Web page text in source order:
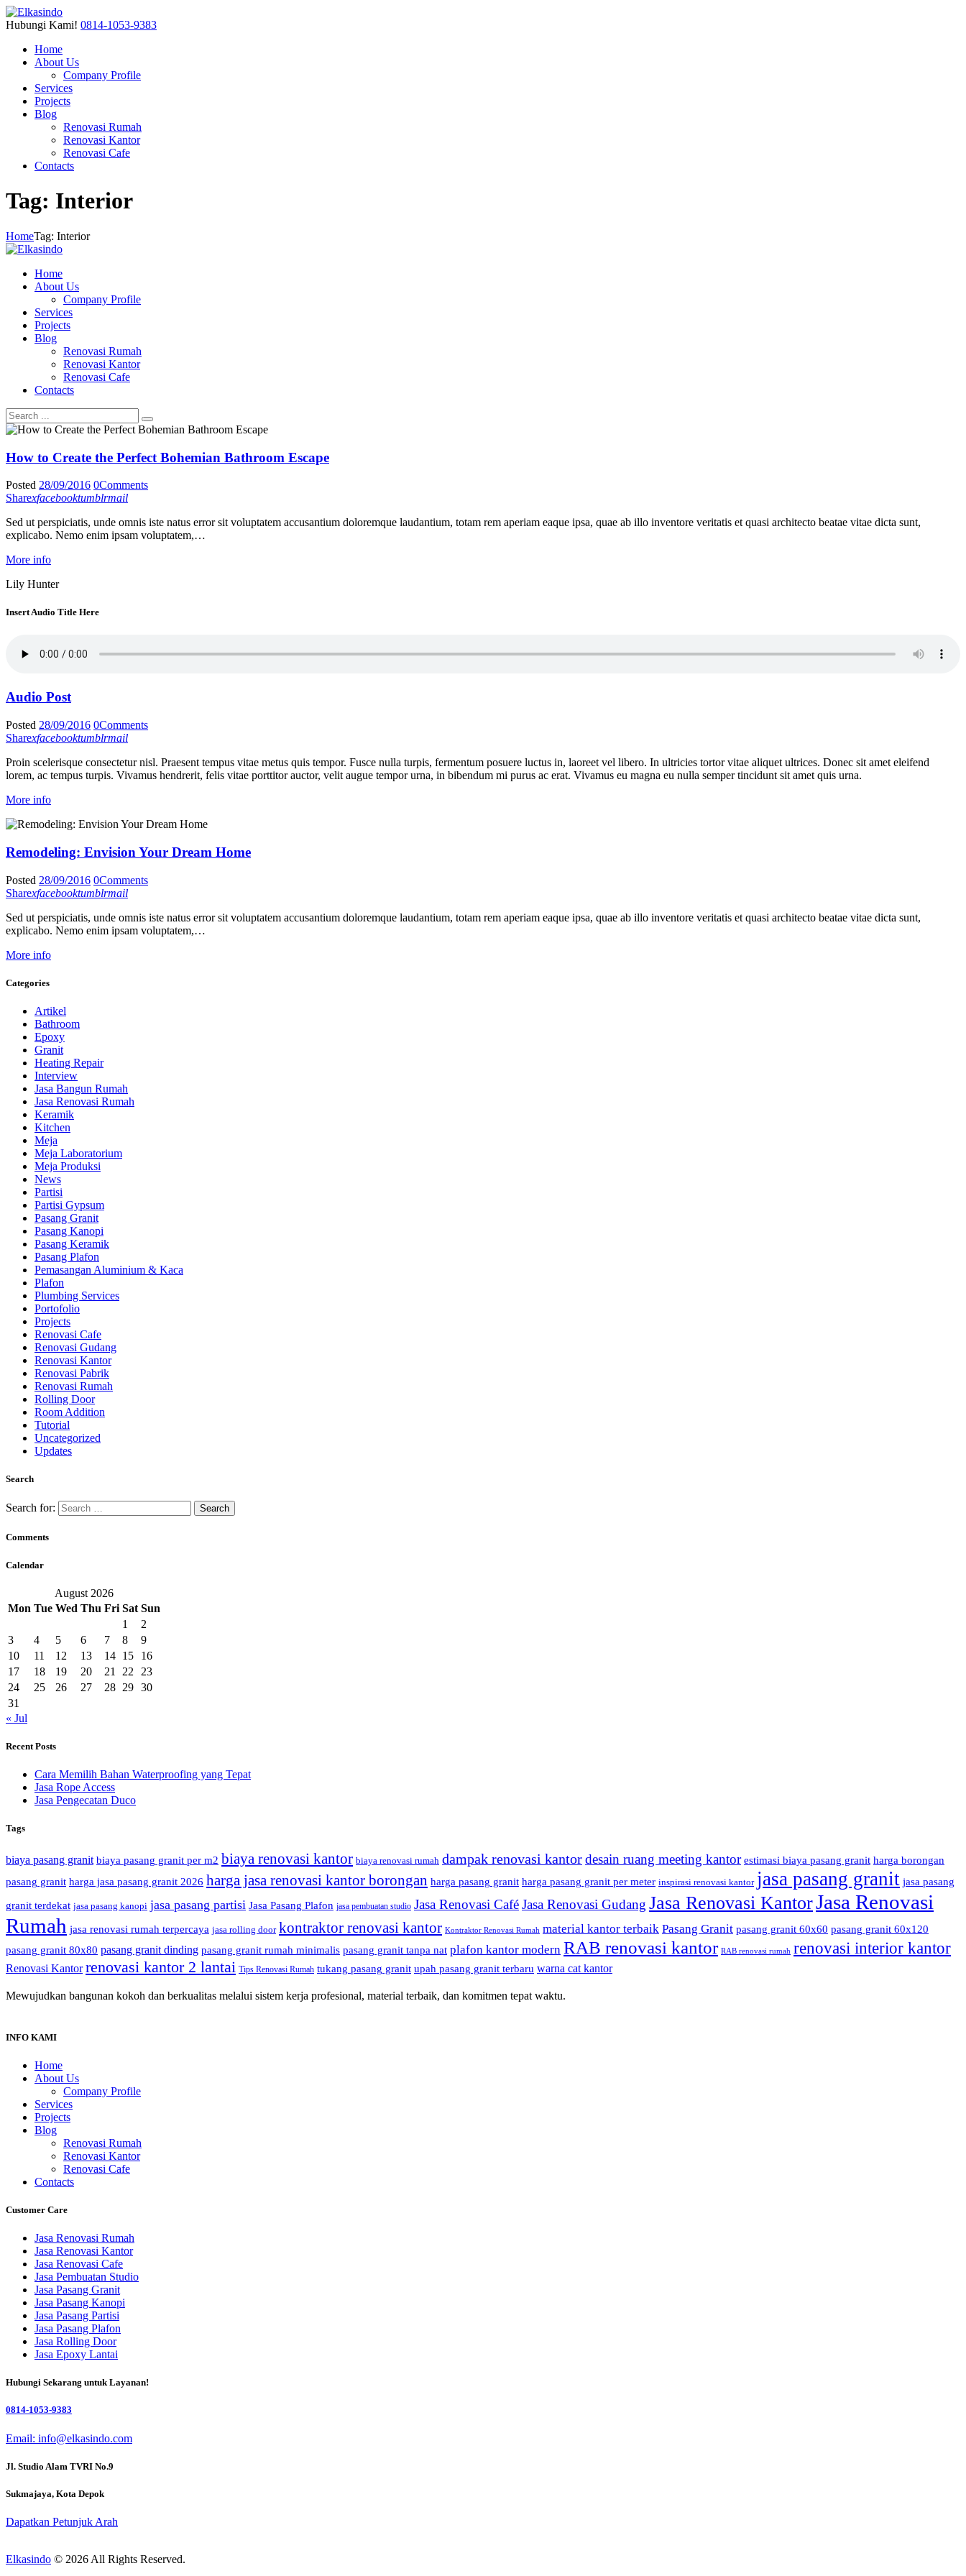
Hubungi Kami! 0814-1053-9383
Home
About Us
Company Profile
Services
Projects
Blog
Renovasi Rumah
Renovasi Kantor
Renovasi Cafe
Contacts
Tag: Interior
HomeTag: Interior
Home
About Us
Company Profile
Services
Projects
Blog
Renovasi Rumah
Renovasi Kantor
Renovasi Cafe
Contacts
How to Create the Perfect Bohemian Bathroom Escape
Posted 28/09/2016 0Comments
Sharexfacebooktumblrmail
Sed ut perspiciatis, unde omnis iste natus error sit voluptatem accusantium doloremque laudantium, totam rem aperiam eaque ipsa, quae ab illo inventore veritatis et quasi architecto beatae vitae dicta sunt,
explicabo. Nemo enim ipsam voluptatem,…
More info
Lily Hunter
Insert Audio Title Here
Audio Post
Posted 28/09/2016 0Comments
Sharexfacebooktumblrmail
Proin scelerisque consectetur nisl. Praesent tempus vitae metus quis tempor. Fusce nulla turpis, fermentum posuere luctus in, laoreet vel libero. In ultricies tortor vitae aliquet ultrices. Donec sit amet eleifend
lorem, ac tempus turpis. Vivamus hendrerit, felis vitae porttitor auctor, velit augue tempor urna, in bibendum mi purus ac erat. Vivamus eu magna eu nulla semper tincidunt sit amet quis urna.
More info
Remodeling: Envision Your Dream Home
Posted 28/09/2016 0Comments
Sharexfacebooktumblrmail
Sed ut perspiciatis, unde omnis iste natus error sit voluptatem accusantium doloremque laudantium, totam rem aperiam eaque ipsa, quae ab illo inventore veritatis et quasi architecto beatae vitae dicta sunt,
explicabo. Nemo enim ipsam voluptatem,…
More info
Categories
Artikel
Bathroom
Epoxy
Granit
Heating Repair
Interview
Jasa Bangun Rumah
Jasa Renovasi Rumah
Keramik
Kitchen
Meja
Meja Laboratorium
Meja Produksi
News
Partisi
Partisi Gypsum
Pasang Granit
Pasang Kanopi
Pasang Keramik
Pasang Plafon
Pemasangan Aluminium & Kaca
Plafon
Plumbing Services
Portofolio
Projects
Renovasi Cafe
Renovasi Gudang
Renovasi Kantor
Renovasi Pabrik
Renovasi Rumah
Rolling Door
Room Addition
Tutorial
Uncategorized
Updates
Search
Search for:
Comments
Calendar
August 2026
Mon Tue Wed Thu Fri Sat Sun
1
2
3
4 5 6 7 8
9
10
11 12 13 14 15
16
17
18 19 20 21 22
23
24
25 26 27 28 29 30
31
« Jul
Recent Posts
Cara Memilih Bahan Waterproofing yang Tepat
Jasa Rope Access
Jasa Pengecatan Duco
Tags
biaya pasang granit biaya pasang granit per m2 biaya renovasi kantor biaya renovasi rumah dampak renovasi kantordesain ruang meeting kantor estimasi biaya pasang granit harga borongan
pasang granit harga jasa pasang granit 2026 harga jasa renovasi kantor borongan harga pasang granit harga pasang granit per meter inspirasi renovasi kantor jasa pasang granit jasa pasang
granit terdekat jasa pasang kanopi jasa pasang partisi Jasa Pasang Plafon jasa pembuatan studio Jasa Renovasi CaféJasa Renovasi Gudang Jasa Renovasi KantorJasa Renovasi
Rumah jasa renovasi rumah terpercaya jasa rolling door kontraktor renovasi kantor Kontraktor Renovasi Rumah material kantor terbaik Pasang Granit pasang granit 60x60 pasang granit 60x120
pasang granit 80x80 pasang granit dinding pasang granit rumah minimalis pasang granit tanpa nat plafon kantor modern RAB renovasi kantor RAB renovasi rumah renovasi interior kantor
Renovasi Kantor renovasi kantor 2 lantai Tips Renovasi Rumah tukang pasang granit upah pasang granit terbaru warna cat kantor
Mewujudkan bangunan kokoh dan berkualitas melalui sistem kerja profesional, material terbaik, dan komitmen tepat waktu.
INFO KAMI
Home
About Us
Company Profile
Services
Projects
Blog
Renovasi Rumah
Renovasi Kantor
Renovasi Cafe
Contacts
Customer Care
Jasa Renovasi Rumah
Jasa Renovasi Kantor
Jasa Renovasi Cafe
Jasa Pembuatan Studio
Jasa Pasang Granit
Jasa Pasang Kanopi
Jasa Pasang Partisi
Jasa Pasang Plafon
Jasa Rolling Door
Jasa Epoxy Lantai
Hubungi Sekarang untuk Layanan!
0814-1053-9383
Email: info@elkasindo.com
Jl. Studio Alam TVRI No.9
Sukmajaya, Kota Depok
Dapatkan Petunjuk Arah
Elkasindo © 2026 All Rights Reserved.